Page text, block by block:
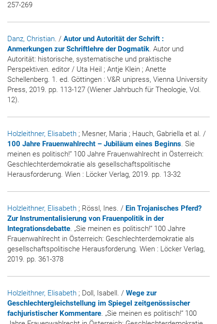
257-269
Danz, Christian. / Autor und Autorität der Schrift :
Anmerkungen zur Schriftlehre der Dogmatik. Autor und
Autorität: historische, systematische und praktische
Perspektiven. editor / Uta Heil ; Antje Klein ; Anette
Schellenberg. 1. ed. Göttingen : V&R unipress, Vienna University
Press, 2019. pp. 113-127 (Wiener Jahrbuch für Theologie, Vol.
12).
Holzleithner, Elisabeth ; Mesner, Maria ; Hauch, Gabriella et al. /
100 Jahre Frauenwahlrecht – Jubiläum eines Beginns. Sie
meinen es politisch!“ 100 Jahre Frauenwahlrecht in Österreich:
Geschlechterdemokratie als gesellschaftspolitische
Herausforderung. Wien : Löcker Verlag, 2019. pp. 13-32
Holzleithner, Elisabeth ; Rössl, Ines. / Ein Trojanisches Pferd?
Zur Instrumentalisierung von Frauenpolitik in der
Integrationsdebatte. „Sie meinen es politisch!“ 100 Jahre
Frauenwahlrecht in Österreich: Geschlechterdemokratie als
gesellschaftspolitische Herausforderung. Wien : Löcker Verlag,
2019. pp. 361-378
Holzleithner, Elisabeth ; Doll, Isabell. / Wege zur
Geschlechtergleichstellung im Spiegel zeitgenössischer
fachjuristischer Kommentare. „Sie meinen es politisch!“ 100